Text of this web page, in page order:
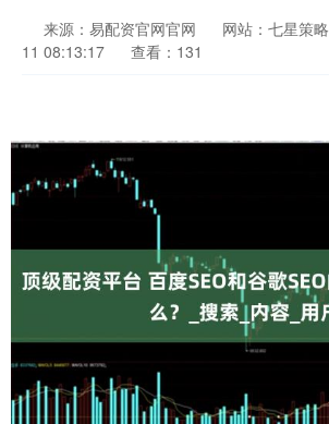
来源：易配资官网官网 网站：七星策略
11 08:13:17
查看：131